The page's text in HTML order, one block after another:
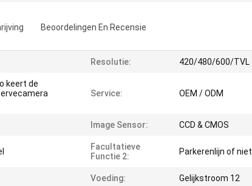
Beoordelingen En Recensie
Resolutie: 420/480/600/TVL
keert de
Service: OEM / ODM
Image Sensor: CCD & CMOS
Facultatieve
Functie 2:
Parkerenlijn of niet
Voeding: Gelijkstroom 12